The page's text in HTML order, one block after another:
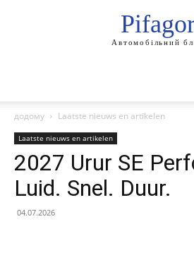
Автомобільний
додому Laatste nieuws en artikelen
Laatste nieuws en artikelen
2027 Urur SE
Luid. Snel. Duur.
04.07.2026